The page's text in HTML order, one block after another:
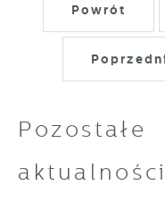
Powrót
Pozostałe
aktualności